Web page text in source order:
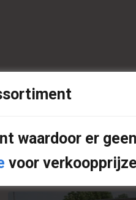
,zeskamp
waardoor er
voor